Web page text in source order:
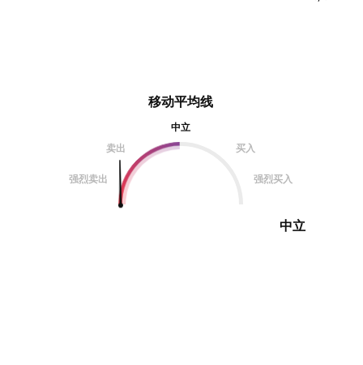
移动平均线
中立
卖出
买入
强烈卖出 强烈买入
中立